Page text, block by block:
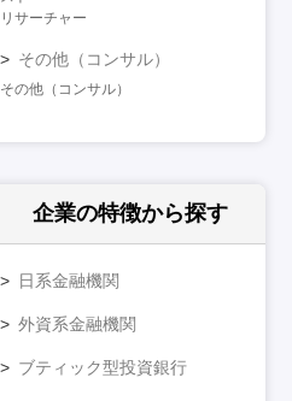
リサーチャー
その他（コンサル）
その他（コンサル）
企業の特徴から探す
日系金融機関
外資系金融機関
ブティック型投資銀行